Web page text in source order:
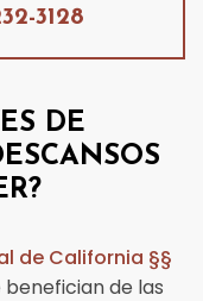
3128
DE
de California §§
benefician de las